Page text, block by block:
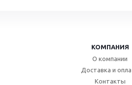
КОМПАНИЯ
О компании
Доставка и
Контакты